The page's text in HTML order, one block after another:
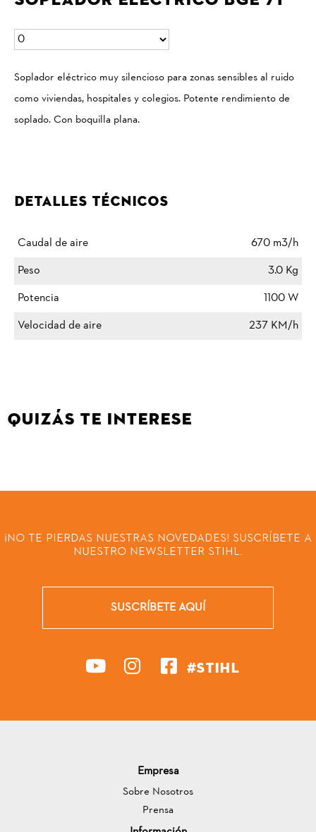
Soplador eléctrico muy silencioso para zonas sensibles al ruido
como viviendas, hospitales y colegios. Potente rendimiento de
soplado. Con boquilla plana.
Detalles Técnicos
Caudal de aire
670 m3/h
Peso
3.0 Kg
Potencia
1100 W
Velocidad de aire
237 KM/h
QUIZÁS TE INTERESE
¡NO TE PIERDAS NUESTRAS NOVEDADES! SUSCRÍBETE A
NUESTRO NEWSLETTER STIHL.
SUSCRÍBETE AQUÍ
#STIHL
Empresa
Sobre Nosotros
Prensa